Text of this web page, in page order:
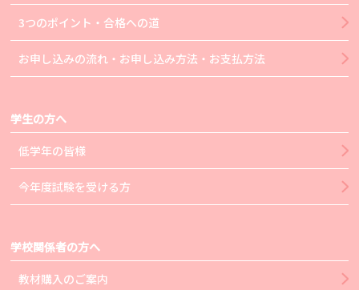
3つのポイント・合格への道
お申し込みの流れ・お申し込み方法・お支払方法
学生の方へ
低学年の皆様
今年度試験を受ける方
学校関係者の方へ
教材購入のご案内